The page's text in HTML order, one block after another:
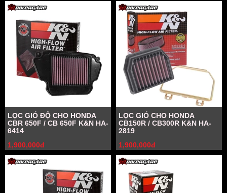
LỌC GIÓ ĐỘ CHO HONDA
CBR 650F / CB 650F K&N HA-
6414
1,900,000đ
LỌC GIÓ CHO HONDA
CB150R / CB300R K&N HA-
2819
1,900,000đ